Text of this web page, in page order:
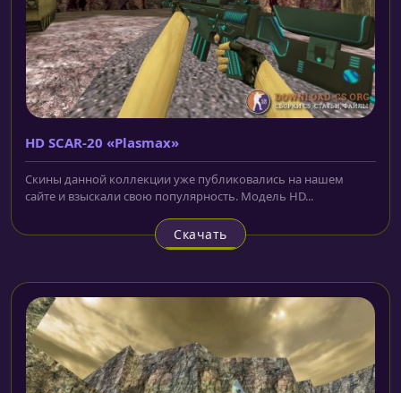
HD SCAR-20 «Plasmax»
Скины данной коллекции уже публиковались на нашем
сайте и взыскали свою популярность. Модель HD...
Скачать